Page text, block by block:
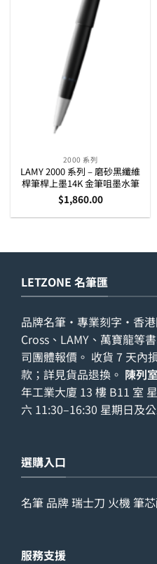
2000 系列
LAMY 2000 系列 – 磨砂黑纖維
桿筆桿上墨14K 金筆咀墨水筆
$1,860.00
LETZONE 名筆匯
品牌名筆・專業刻字・香
Cross、LAMY、萬寶龍等
司團體報價。 收貨 7 天內
款；詳見貨品退換 。 陳列室
年工業大廈 13 樓 B11 室
六 11:30–16:30 星期日及
選購入口
名筆 品牌瑞士刀 火機筆
服務支援